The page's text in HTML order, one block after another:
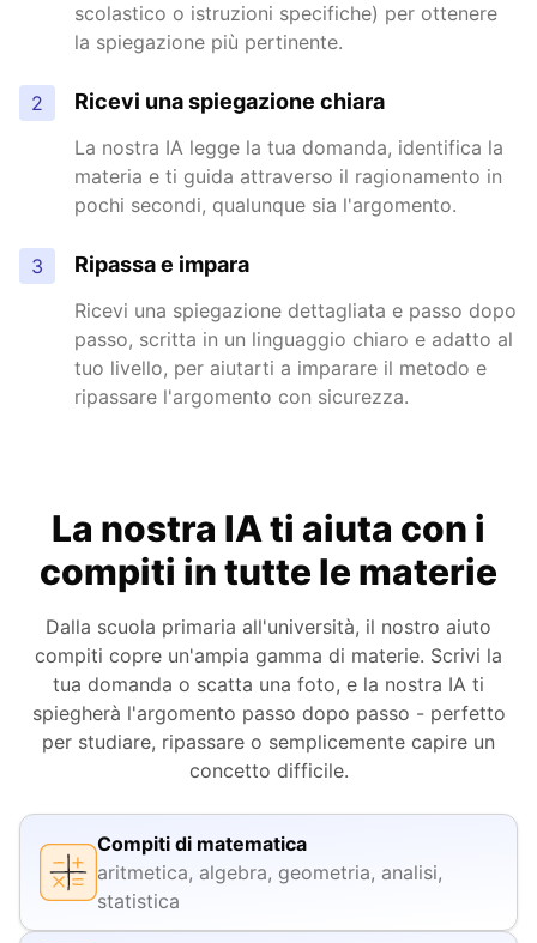
scolastico o istruzioni specifiche) per ottenere
la spiegazione più pertinente.
2 Ricevi una spiegazione chiara
La nostra IA legge la tua domanda, identifica la
materia e ti guida attraverso il ragionamento in
pochi secondi, qualunque sia l'argomento.
3 Ripassa e impara
Ricevi una spiegazione dettagliata e passo dopo
passo, scritta in un linguaggio chiaro e adatto al
tuo livello, per aiutarti a imparare il metodo e
ripassare l'argomento con sicurezza.
La nostra IA ti aiuta con i
compiti in tutte le materie
Dalla scuola primaria all'università, il nostro aiuto
compiti copre un'ampia gamma di materie. Scrivi la
tua domanda o scatta una foto, e la nostra IA ti
spiegherà l'argomento passo dopo passo - perfetto
per studiare, ripassare o semplicemente capire un
concetto difficile.
Compiti di matematica
aritmetica, algebra, geometria, analisi,
statistica